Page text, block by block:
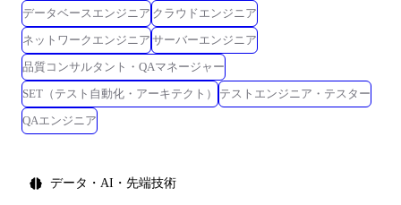
データベースエンジニア クラウドエンジニア
ネットワークエンジニア サーバーエンジニア
品質コンサルタント・QAマネージャー
SET（テスト自動化・アーキテクト）
テストエンジニア・テスター
QAエンジニア
データ・AI・先端技術